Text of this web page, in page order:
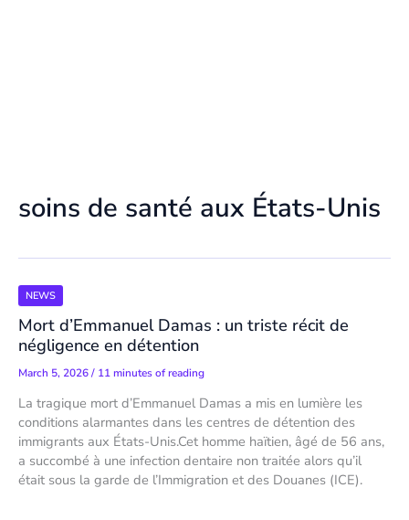
soins de santé aux États-Unis
NEWS
Mort d’Emmanuel Damas : un triste récit de
négligence en détention
March 5, 2026/ 11 minutes of reading
La tragique mort d’Emmanuel Damas a mis en lumière les
conditions alarmantes dans les centres de détention des
immigrants aux États-Unis.Cet homme haïtien, âgé de 56 ans,
a succombé à une infection dentaire non traitée alors qu’il
était sous la garde de l’Immigration et des Douanes (ICE).